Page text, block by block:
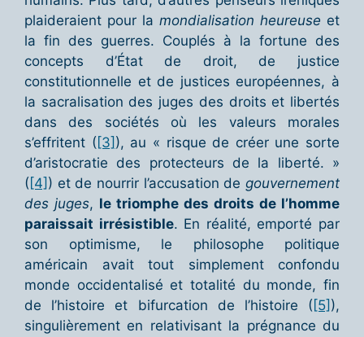
plaideraient pour la mondialisation heureuse et
la fin des guerres. Couplés à la fortune des
concepts d’État de droit, de justice
constitutionnelle et de justices européennes, à
la sacralisation des juges des droits et libertés
dans des sociétés où les valeurs morales
s’effritent ( [3] ), au « risque de créer une sorte
d’aristocratie des protecteurs de la liberté. »
( [4] ) et de nourrir l’accusation de gouvernement
des juges, le triomphe des droits de l’homme
paraissait irrésistible. En réalité, emporté par
son optimisme, le philosophe politique
américain avait tout simplement confondu
monde occidentalisé et totalité du monde, fin
de l’histoire et bifurcation de l’histoire ( [5] ),
singulièrement en relativisant la prégnance du